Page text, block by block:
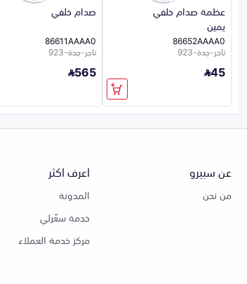
عظمة صدام خلفي
يمين
86652AAAA0
تاجر-جدة-923
45
صدام خلفي
86611AAAA0
تاجر-جدة-923
565
عن سبيرو
من نحن
اعرف اكثر
المدونة
خدمة سعّرلي
مركز خدمة العملاء